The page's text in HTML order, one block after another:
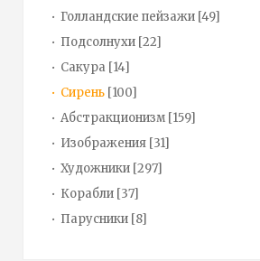
Голландские пейзажи [49]
Подсолнухи [22]
Сакура [14]
Сирень [100]
Абстракционизм [159]
Изображения [31]
Художники [297]
Корабли [37]
Парусники [8]